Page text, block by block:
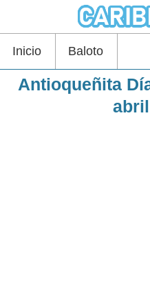
Inicio Baloto
Antioqueñita